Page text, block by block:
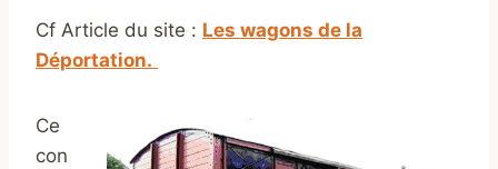
Cf Article du site : Les wagons de la
Déportation.
Ce
con